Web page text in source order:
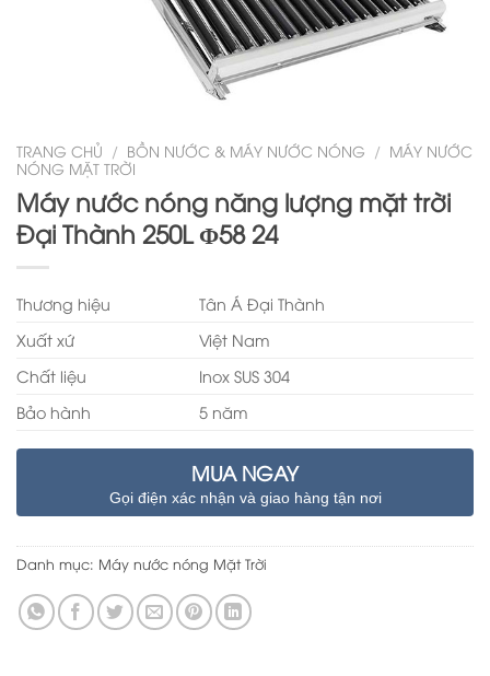
TRANG CHỦ / BỒN NƯỚC & MÁY NƯỚC NÓNG / MÁY NƯỚC
NÓNG MẶT TRỜI
Máy nước nóng năng lượng mặt trời
Đại Thành 250L Φ58 24
Thương hiệu
Tân Á Đại Thành
Xuất xứ
Việt Nam
Chất liệu
Inox SUS 304
Bảo hành
5 năm
MUA NGAY
Gọi điện xác nhận và giao hàng tận nơi
Danh mục: Máy nước nóng Mặt Trời